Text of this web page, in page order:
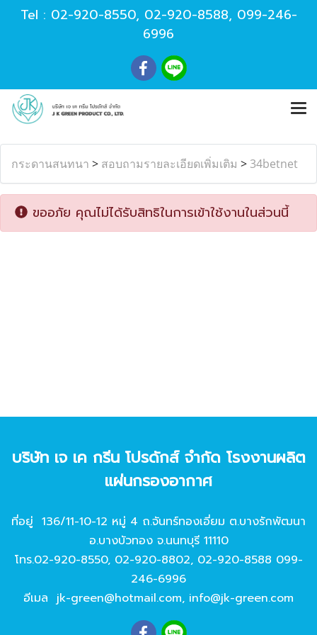
Tel : 02-920-8550, 02-920-8588, 099-246-
6996
กระดานสนทนา > สอบถามรายละเอียดเพิ่มเติม > 34betnet
ขออภัย คุณไม่ได้รับสิทธิในการเข้าใช้งานในส่วนนี้
บริษัท เจ เค กรีน โปรดักส์ จํากัด โรงงานผลิต
แผ่นกรองอากาศ
ที่อยู่ 136/11-10-12 หมู่ 4 ถ.จันทร์ทองเอี่ยม ต.บางรักพัฒนา
อ.บางบัวทอง จ.นนทบุรี 11110
โทร.02-920-8550, 02-920-8802, 02-920-8588 099-
246-6996
อีเมล jk-green@hotmail.com, info@jk-green.com